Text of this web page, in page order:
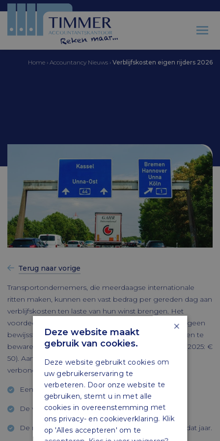
Home › Accountancy Nieuws › Verblijfskosten eigen rijders 2026
Terug naar vorige
Transportondernemers, die meerdaagse internationale
ritten maken, kunnen een vast bedrag per gereden dag aan
verblijfskosten ten laste van hun winst brengen. Het
voordeel is dat zij bij gebruikmaking van de regeling geen
bewijsstukken van de werkelijke verblijfskosten hoeven te
bewaren. In 2026 gaat het om een bedrag van € 52 (2025: €
50). Aan deze regeling is een aantal voorwaarden
verbonden:
Een rit moet langer duren dan 24 uur.
De verste bestemming ligt buiten Nederland.
De regeling geldt voor alle meerdaagse ritten in dat jaar.
×
Deze website maakt
gebruik van cookies.
Deze website gebruikt cookies om
uw gebruikerservaring te
verbeteren. Door onze website te
gebruiken, stemt u in met alle
cookies in overeenstemming met
ons privacy- en cookieverklaring. Klik
op 'Alles accepteren' om te